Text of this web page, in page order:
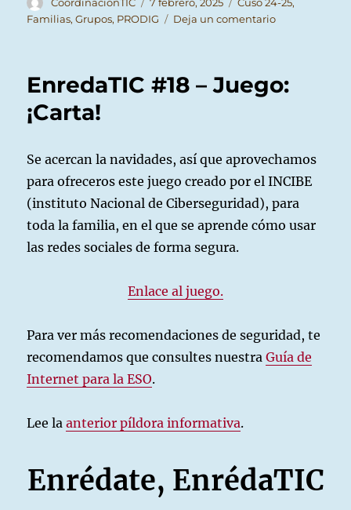
el
Familias,Grupos, PRODIG Deja un comentarioen
Charla
EnredaTIC #18 – Juego:
¡Carta!
Se acercan la navidades, así que aprovechamos
para ofreceros este juego creado por el INCIBE
(instituto Nacional de Ciberseguridad), para
toda la familia, en el que se aprende cómo usar
las redes sociales de forma segura.
Enlace al juego.
Para ver más recomendaciones de seguridad, te
recomendamos que consultes nuestraGuía de
Internet para la ESO.
Lee laanterior píldora informativa.
Enrédate, EnrédaTIC